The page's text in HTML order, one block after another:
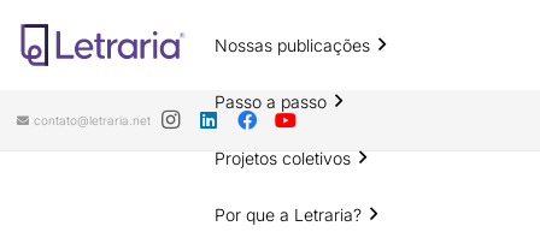
Nossas publicações
Passo a passo
Projetos coletivos
Por que a Letraria?
contato@letraria.net